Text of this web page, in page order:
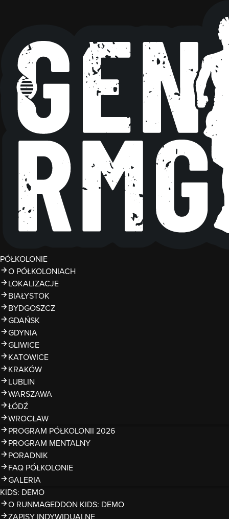
PÓŁKOLONIE
O PÓŁKOLONIACH
LOKALIZACJE
BIAŁYSTOK
BYDGOSZCZ
GDAŃSK
GDYNIA
GLIWICE
KATOWICE
KRAKÓW
LUBLIN
WARSZAWA
ŁÓDŹ
WROCŁAW
PROGRAM PÓŁKOLONII 2026
PROGRAM MENTALNY
PORADNIK
FAQ PÓŁKOLONIE
GALERIA
KIDS: DEMO
O RUNMAGEDDON KIDS: DEMO
ZAPISY INDYWIDUALNE